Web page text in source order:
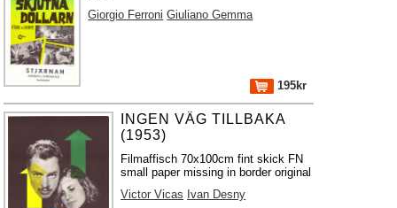
Giorgio Ferroni Giuliano Gemma
195kr
INGEN VÄG TILLBAKA
(1953)
Filmaffisch 70x100cm fint skick FN
small paper missing in border original
Victor Vicas Ivan Desny